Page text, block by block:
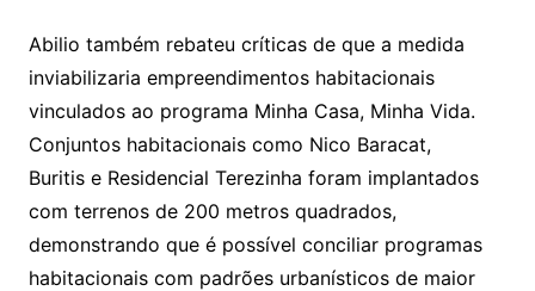
Abilio também rebateu críticas de que a medida
inviabilizaria empreendimentos habitacionais
vinculados ao programa Minha Casa, Minha Vida.
Conjuntos habitacionais como Nico Baracat,
Buritis e Residencial Terezinha foram implantados
com terrenos de 200 metros quadrados,
demonstrando que é possível conciliar programas
habitacionais com padrões urbanísticos de maior